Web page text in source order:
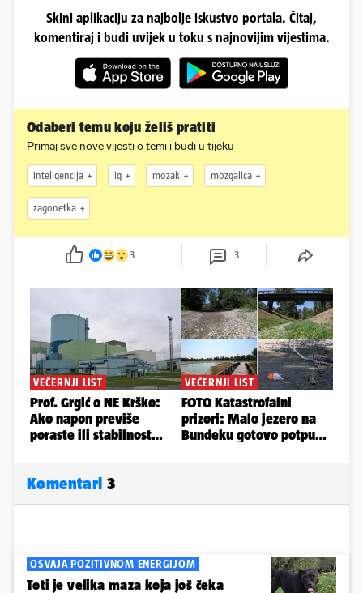
Skini aplikaciju za najbolje iskustvo portala. Čitaj,
komentiraj i budi uvijek u toku s najnovijim vijestima.
Odaberi temu koju želiš pratiti
Primaj sve nove vijesti o temi i budi u tijeku
inteligencija iq mozak mozgalica
zagonetka
3 3
Komentari 3
OSVAJA POZITIVNOM ENERGIJOM
Toti je velika maza koja još čeka